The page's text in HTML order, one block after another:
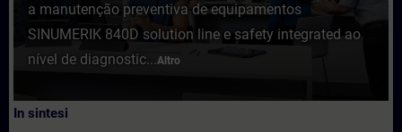
a manutenção preventiva de equipamentos
SINUMERIK 840D solution line e safety integrated ao
nível de diagnostic...Altro
In sintesi